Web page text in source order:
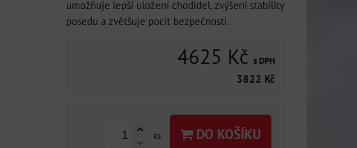
umožňuje lepší uložení chodidel, zvýšení stability
posedu a zvětšuje pocit bezpečnosti.
4625 Kč s DPH
3822 Kč
ks DO KOŠÍKU